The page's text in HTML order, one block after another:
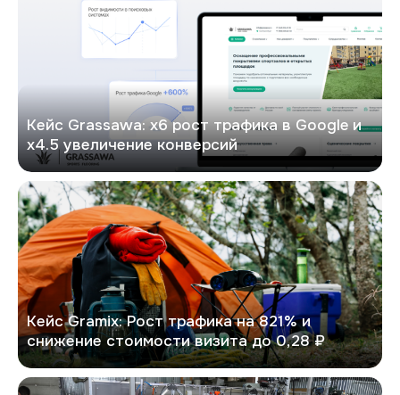
Кейс Grassawa: х6 рост трафика в Google и
х4.5 увеличение конверсий
GRAMIX
Кейс Gramix: Рост трафика на 821% и
снижение стоимости визита до 0,28 ₽
PitON